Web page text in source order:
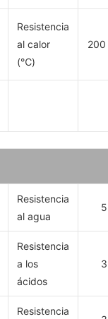
Resistencia
al calor
(℃)
Resistencia
al agua
5
Resistencia
a los
ácidos
3
Resistencia